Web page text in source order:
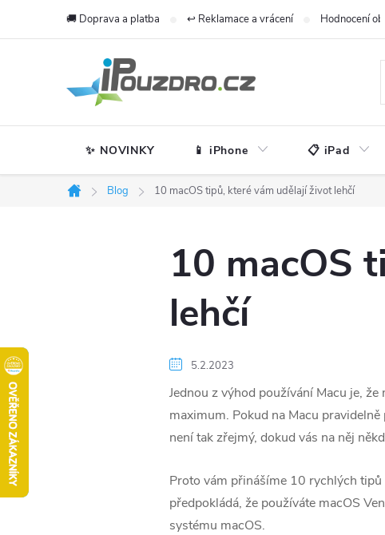
🚚 Doprava a platba ↩️ Reklamace a vrácení Hodnocení
✨ NOVINKY 📱 iPhone 📋 iPad
Domů
Blog 10 macOS tipů, které vám udělají život lehčí
10 macOS
lehčí
5.2.2023
Jednou z výhod používání Macu je,
maximum. Pokud na Macu
není tak zřejmý, dokud vás na něj
Proto vám přinášíme 10 rychlých
předpokládá, že používáte macOS
systému macOS.